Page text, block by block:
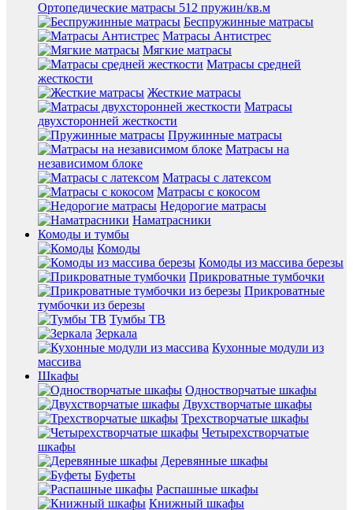
Ортопедические матрасы 512 пружин/кв.м
Беспружинные матрасы
Матрасы Антистрес
Мягкие матрасы
Матрасы средней
жесткости
Жесткие матрасы
Матрасы
двухсторонней жесткости
Пружинные матрасы
Матрасы на
независимом блоке
Матрасы с латексом
Матрасы с кокосом
Недорогие матрасы
Наматрасники
Комоды и тумбы
Комоды
Комоды из массива березы
Прикроватные тумбочки
Прикроватные
тумбочки из березы
Тумбы ТВ
Зеркала
Кухонные модули из
массива
Шкафы
Одностворчатые шкафы
Двухстворчатые шкафы
Трехстворчатые шкафы
Четырехстворчатые
шкафы
Деревянные шкафы
Буфеты
Распашные шкафы
Книжный шкафы